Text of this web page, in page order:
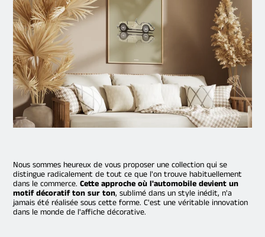
Nous sommes heureux de vous proposer une collection qui se
distingue radicalement de tout ce que l'on trouve habituellement
dans le commerce. Cette approche où l'automobile devient un
motif décoratif ton sur ton, sublimé dans un style inédit, n'a
jamais été réalisée sous cette forme. C'est une véritable innovation
dans le monde de l'affiche décorative.